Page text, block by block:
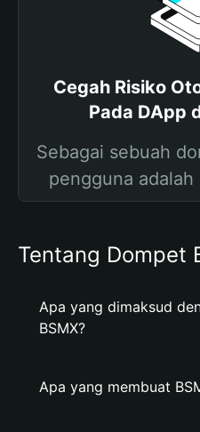
Cegah Risiko
Pada DApp
Sebagai sebuah
pengguna
Tentang Dompet
Apa yang dimaksud
BSMX?
Apa yang membuat